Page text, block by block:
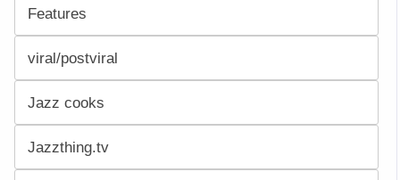
Features
viral/postviral
Jazz cooks
Jazzthing.tv